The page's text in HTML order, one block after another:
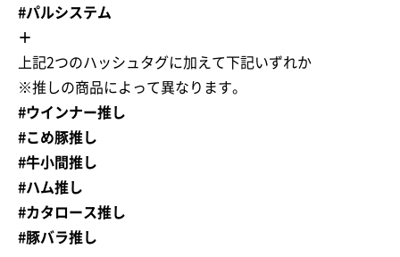
#パルシステム
＋
上記2つのハッシュタグに加えて下記いずれか
※推しの商品によって異なります。
#ウインナー推し
#こめ豚推し
#牛小間推し
#ハム推し
#カタロース推し
#豚バラ推し